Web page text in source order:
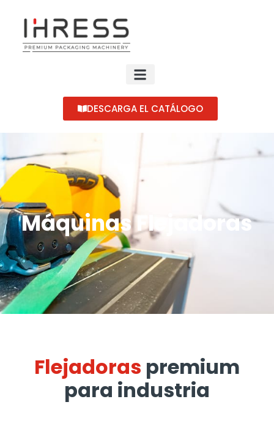
DESCARGA EL CATÁLOGO
Máquinas Flejadoras
Flejadoras premium
para industria